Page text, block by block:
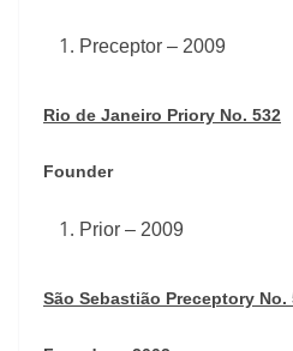
Preceptor – 2009
Rio de Janeiro Priory No. 532
Founder
Prior – 2009
São Sebastião Preceptory No.